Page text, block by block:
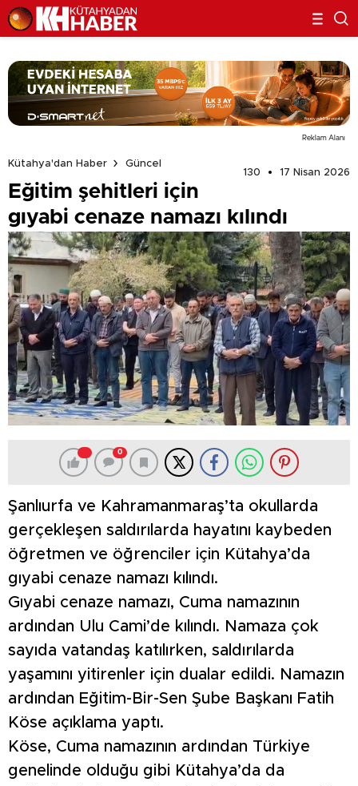
Reklam Alanı
Kütahya'dan Haber
Güncel
130
17 Nisan 2026
Eğitim şehitleri için
gıyabi cenaze namazı kılındı
0
Şanlıurfa ve Kahramanmaraş’ta okullarda
gerçekleşen saldırılarda hayatını kaybeden
öğretmen ve öğrenciler için Kütahya’da
gıyabi cenaze namazı kılındı.
Gıyabi cenaze namazı, Cuma namazının
ardından Ulu Cami’de kılındı. Namaza çok
sayıda vatandaş katılırken, saldırılarda
yaşamını yitirenler için dualar edildi. Namazın
ardından Eğitim-Bir-Sen Şube Başkanı Fatih
Köse açıklama yaptı.
Köse, Cuma namazının ardından Türkiye
genelinde olduğu gibi Kütahya’da da